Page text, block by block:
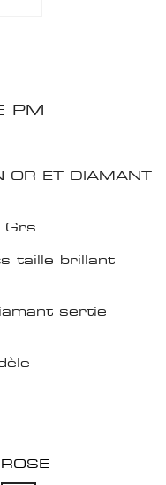
PM
OR ET DIAMANT
taille brillant
sertie